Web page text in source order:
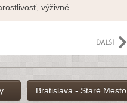
výživné
Bratislava - Staré Mesto